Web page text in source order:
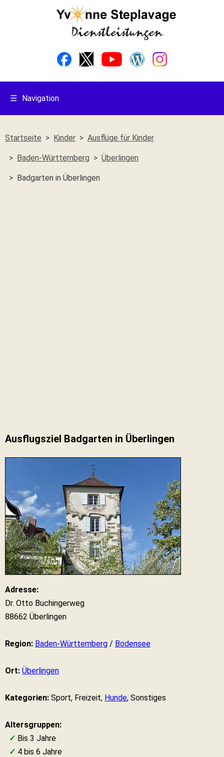
☰ Navigation
Startseite Kinder Ausflüge für Kinder
Baden-Württemberg Überlingen
Badgarten in Überlingen
Ausflugsziel Badgarten in Überlingen
Adresse:
Dr. Otto Buchingerweg
88662 Überlingen
Region: Baden-Württemberg / Bodensee
Ort: Überlingen
Kategorien: Sport, Freizeit, Hunde, Sonstiges
Altersgruppen:
✓ Bis 3 Jahre
✓ 4 bis 6 Jahre